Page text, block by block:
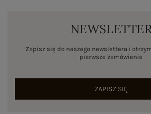
Zapisz się do naszego newslettera i
pierwsze zamówienie
ZAPISZ SIĘ